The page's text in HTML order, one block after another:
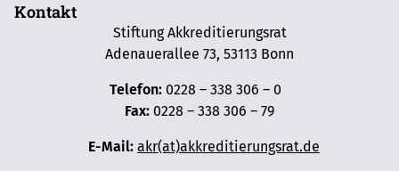
Kontakt
Stiftung Akkreditierungsrat
Adenauerallee 73, 53113 Bonn
Telefon:0228 – 338 306 – 0
Fax: 0228 – 338 306 – 79
E-Mail: akr(at)akkreditierungsrat.de